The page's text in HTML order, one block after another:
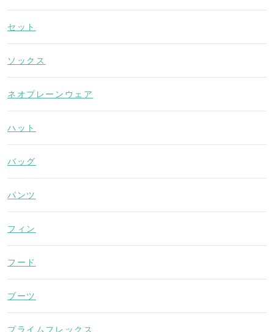
セット
ソックス
ネオプレーンウェア
ハット
バッグ
パンツ
フィン
フード
ブーツ
プライムフレックス